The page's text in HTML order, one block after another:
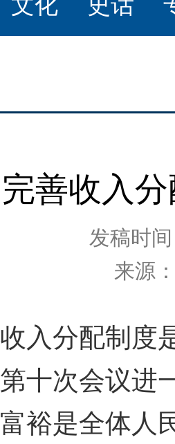
完善收入
发稿时
来源
分配制度
十次会议进
裕是全体人